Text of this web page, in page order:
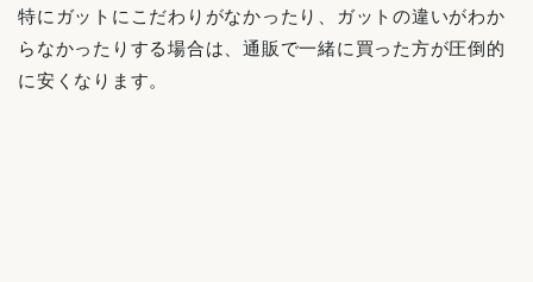
特にガットにこだわりがなかったり、ガットの違いがわか
らなかったりする場合は、通販で一緒に買った方が圧倒的
に安くなります。